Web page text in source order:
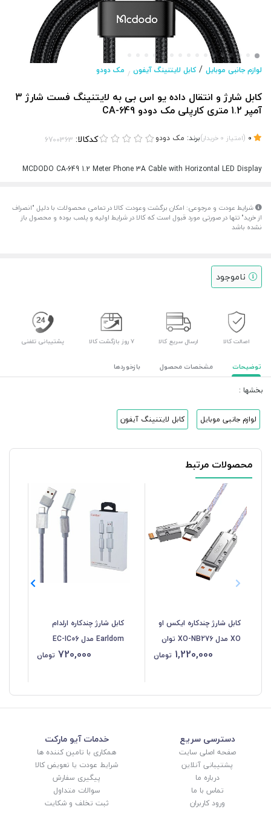
لوازم جانبی موبایل /کابل لایتنینگ آیفون / مک دودو
کابل شارژ و انتقال داده یو اس بی به لایتنینگ فست شارژ 3
آمپر 1.2 متری کارپلی مک دودو CA-649
(امتیاز 0 خریدار)برند: مک دودو کدکالا:
MCDODO CA-649 1.2 Meter Phone 3A Cable with Horizontal LED Display
شرایط عودت و مرجوعی: امکان برگشت وعودت کالا در تمامی محصولات با دلیل "انصراف
از خرید" تنها در صورتی مورد قبول است که کالا در شرایط اولیه و پلمب بوده و محصول باز
نشده باشد
ناموجود
اصالت کالا ارسال سریع کالا ۷ روز بازگشت کالا پشتیبانی تلفنی
توضیحات مشخصات محصول بازخوردها
بخشها :
لوازم جانبی موبایل کابل لایتنینگ آیفون
محصولات مرتبط
کابل شارژ چندکاره ایکس او
XO مدل XO-NB276 توان
1,220,000 تومان
کابل شارژ چندکاره ارلدام
Earldom مدل EC-IC06
720,000 تومان
دسترسی سریع
صفحه اصلی سایت
پشتیبانی آنلاین
درباره ما
تماس با ما
ورود کاربران
خدمات آیو مارکت
همکاری با تامین کننده ها
شرایط عودت یا تعویض کالا
پیگیری سفارش
سوالات متداول
ثبت تخلف و شکایت